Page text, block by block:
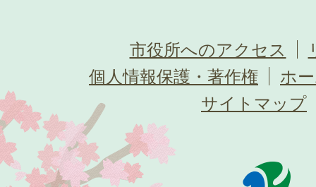
市役所へのアクセス
個人情報保護・著作権
ホ
サイトマップ